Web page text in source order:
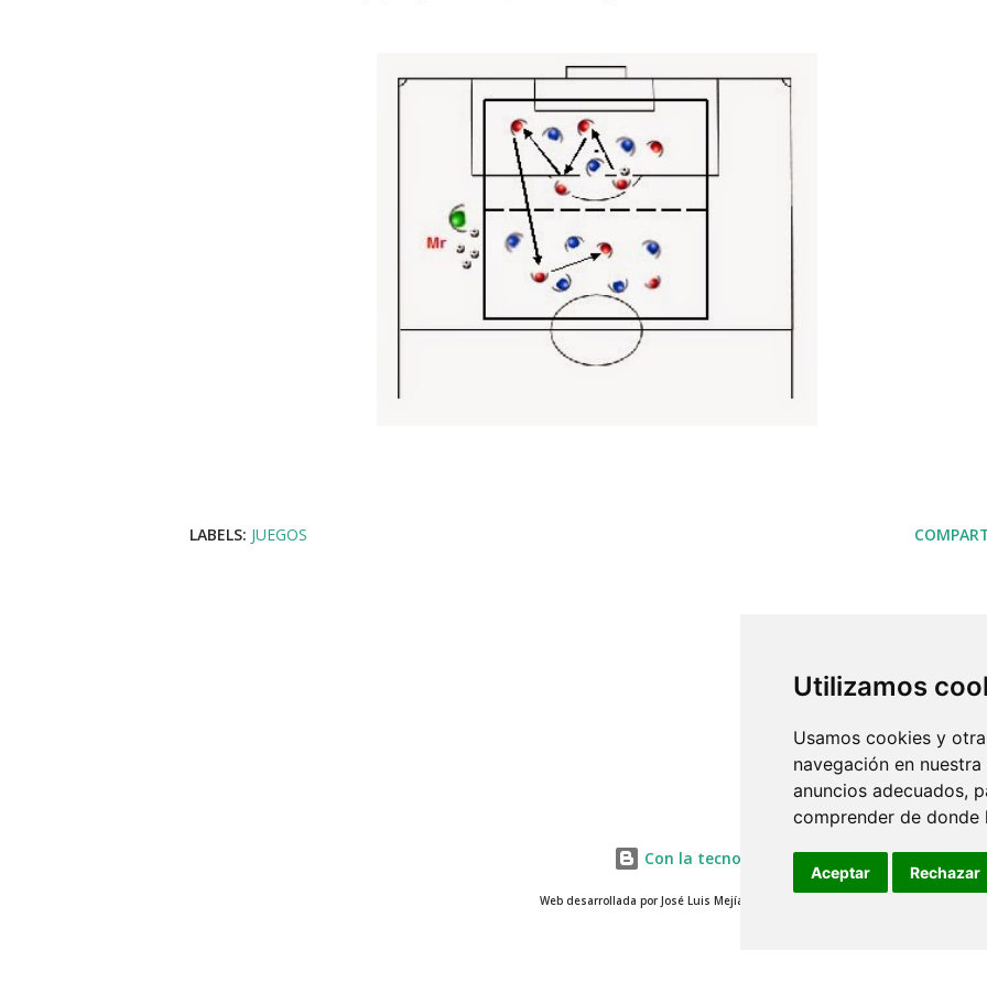
Utilizamos
Usamos cookies y
navegación en
anuncios adecuados,
comprender de donde
Aceptar Rechazar
LABELS: JUEGOS
Con la tecnología de Blogger
Web desarrollada por José Luis Mejías 2014 - www.misterjosemejias.com